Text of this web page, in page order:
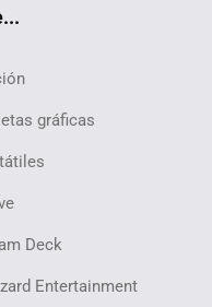
gráficas
Deck
Entertainment